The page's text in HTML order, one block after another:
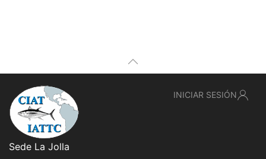
Sede La Jolla
INICIAR SESIÓN